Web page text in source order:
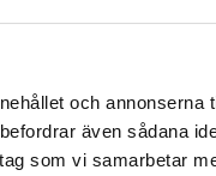
och annonserna
även sådana
som vi samarbetar